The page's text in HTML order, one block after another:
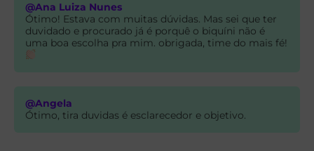
@Ana Luiza Nunes
Ótimo! Estava com muitas dúvidas. Mas sei que ter
duvidado e procurado já é porquê o biquíni não é
uma boa escolha pra mim. obrigada, time do mais fé!
@Angela
Ótimo, tira duvidas é esclarecedor e objetivo.